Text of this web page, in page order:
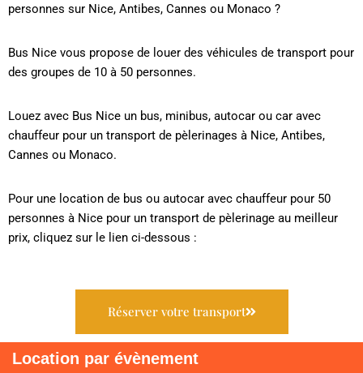
personnes sur Nice, Antibes, Cannes ou Monaco ?
Bus Nice vous propose de louer des véhicules de transport pour
des groupes de 10 à 50 personnes.
Louez avec Bus Nice un bus, minibus, autocar ou car avec
chauffeur pour un transport de pèlerinages à Nice, Antibes,
Cannes ou Monaco.
Pour une location de bus ou autocar avec chauffeur pour 50
personnes à Nice pour un transport de pèlerinage au meilleur
prix, cliquez sur le lien ci-dessous :
Réserver votre transport
Location par évènement